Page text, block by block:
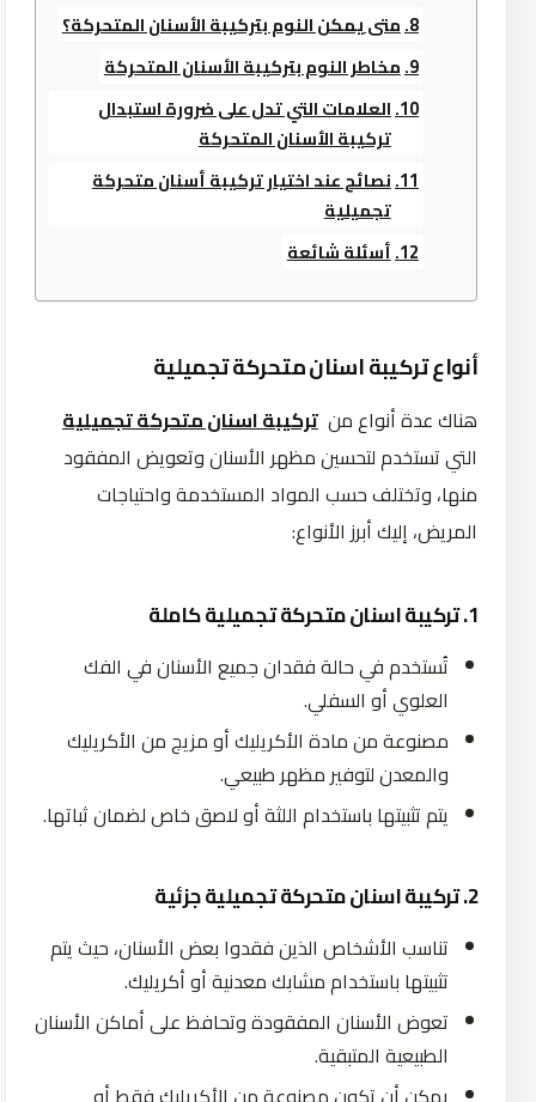
متى يمكن النوم بتركيبة الأسنان المتحركة؟
مخاطر النوم بتركيبة الأسنان المتحركة
العلامات التي تدل على ضرورة استبدال
تركيبة الأسنان المتحركة
نصائح عند اختيار تركيبة أسنان متحركة
تجميلية
أسئلة شائعة
أنواع تركيبة اسنان متحركة تجميلية
هناك عدة أنواع من تركيبة اسنان متحركة تجميلية
التي تستخدم لتحسين مظهر الأسنان وتعويض المفقود
منها، وتختلف حسب المواد المستخدمة واحتياجات
المريض، إليك أبرز الأنواع:
1. تركيبة اسنان متحركة تجميلية كاملة
تُستخدم في حالة فقدان جميع الأسنان في الفك
العلوي أو السفلي.
مصنوعة من مادة الأكريليك أو مزيج من الأكريليك
والمعدن لتوفير مظهر طبيعي.
يتم تثبيتها باستخدام اللثة أو لاصق خاص لضمان ثباتها.
2. تركيبة اسنان متحركة تجميلية جزئية
تناسب الأشخاص الذين فقدوا بعض الأسنان، حيث يتم
تثبيتها باستخدام مشابك معدنية أو أكريليك.
تعوض الأسنان المفقودة وتحافظ على أماكن الأسنان
الطبيعية المتبقية.